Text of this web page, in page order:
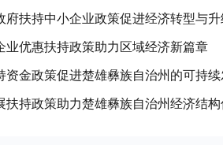
府扶持中小企业政策促进经济转型与
业优惠扶持政策助力区域经济新篇章
资金政策促进楚雄彝族自治州的可持
扶持政策助力楚雄彝族自治州经济结